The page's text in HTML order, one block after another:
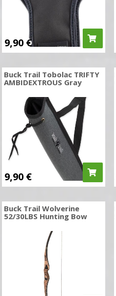
9,90 €
Buck Trail Tobolac TRIFTY
AMBIDEXTROUS Gray
9,90 €
Buck Trail Wolverine
52/30LBS Hunting Bow